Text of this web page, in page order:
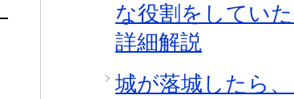
な役割をしてい
詳細解説
城が落城したら